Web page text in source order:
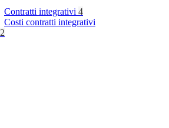
Contratti integrativi 4
Costi contratti integrativi
2